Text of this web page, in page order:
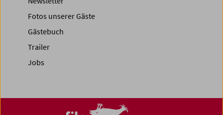
Fotos unserer Gäste
Gästebuch
Trailer
Jobs